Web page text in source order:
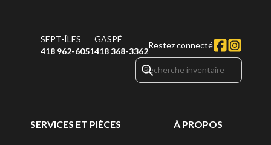
SEPT-ÎLES
418 962-6051
GASPÉ
418 368-3362
Restez connecté
SERVICES ET PIÈCES À PROPOS